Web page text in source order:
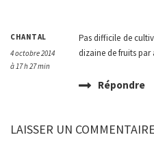
CHANTAL
4 octobre 2014
à 17 h 27 min
Pas difficile de
dizaine de fruits par
Répondre
LAISSER UN COMMENTAIRE